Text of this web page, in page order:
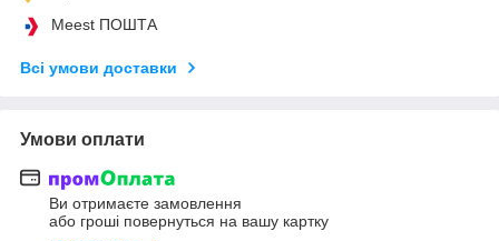
Meest ПОШТА
Всі умови доставки
Умови оплати
Ви отримаєте замовлення
або гроші повернуться на вашу картку